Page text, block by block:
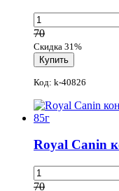
70
Скидка 31%
Код: k-40826
Royal Canin
70